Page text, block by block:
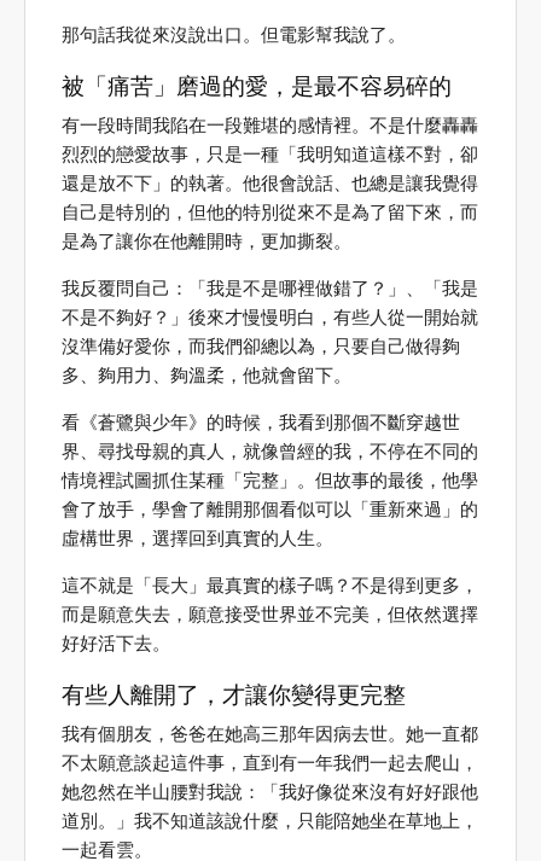
那句話我從來沒說出口。但電影幫我說了。
被「痛苦」磨過的愛，是最不容易碎的
有一段時間我陷在一段難堪的感情裡。不是什麼轟轟
烈烈的戀愛故事，只是一種「我明知道這樣不對，卻
還是放不下」的執著。他很會說話、也總是讓我覺得
自己是特別的，但他的特別從來不是為了留下來，而
是為了讓你在他離開時，更加撕裂。
我反覆問自己：「我是不是哪裡做錯了？」、「我是
不是不夠好？」後來才慢慢明白，有些人從一開始就
沒準備好愛你，而我們卻總以為，只要自己做得夠
多、夠用力、夠溫柔，他就會留下。
看《蒼鷺與少年》的時候，我看到那個不斷穿越世
界、尋找母親的真人，就像曾經的我，不停在不同的
情境裡試圖抓住某種「完整」。但故事的最後，他學
會了放手，學會了離開那個看似可以「重新來過」的
虛構世界，選擇回到真實的人生。
這不就是「長大」最真實的樣子嗎？不是得到更多，
而是願意失去，願意接受世界並不完美，但依然選擇
好好活下去。
有些人離開了，才讓你變得更完整
我有個朋友，爸爸在她高三那年因病去世。她一直都
不太願意談起這件事，直到有一年我們一起去爬山，
她忽然在半山腰對我說：「我好像從來沒有好好跟他
道別。」我不知道該說什麼，只能陪她坐在草地上，
一起看雲。